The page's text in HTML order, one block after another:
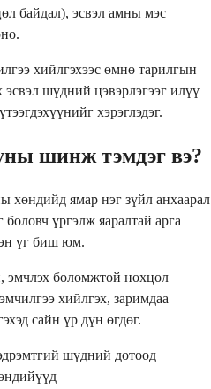
байдал), эсвэл амны мэс
хийлгэхээс өмнө тарилгын
эсвэл шүдний цэвэрлэгээг илүү
хэрэглэдэг.
шинж тэмдэг вэ?
хөндийд ямар нэг зүйл анхаарал
боловч үргэлж яаралтай арга
үг биш юм.
эмчлэх боломжтой нөхцөл
хийлгэх, заримдаа
сайн үр дүн өгдөг.
шүдний дотоод